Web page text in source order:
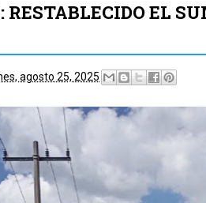
EL
agosto 25, 2025